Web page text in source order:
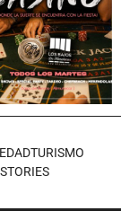
TURISMO